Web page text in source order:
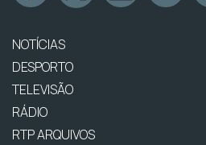
NOTÍCIAS
DESPORTO
TELEVISÃO
RÁDIO
RTP ARQUIVOS